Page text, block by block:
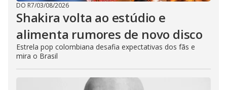
DO R7/03/08/2026
Shakira volta ao estúdio e
alimenta rumores de novo disco
Estrela pop colombiana desafia expectativas dos fãs e
mira o Brasil